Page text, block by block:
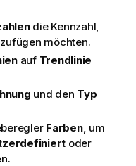
die Kennzahl,
möchten.
auf Trendlinie
und den Typ
Farben, um
oder